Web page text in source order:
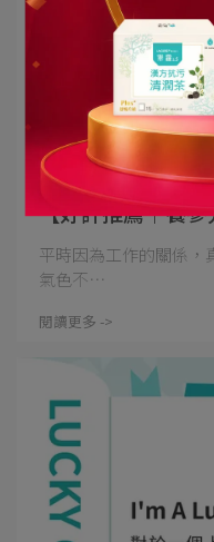
【好評推薦｜養
聖蓮生技 | 2024-09-23
平時因為工作的關係，
氣色不⋯
閱讀更多 ->